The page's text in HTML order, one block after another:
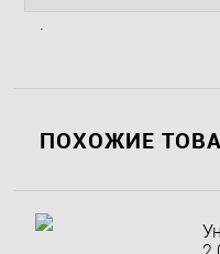
.
ПОХОЖИЕ